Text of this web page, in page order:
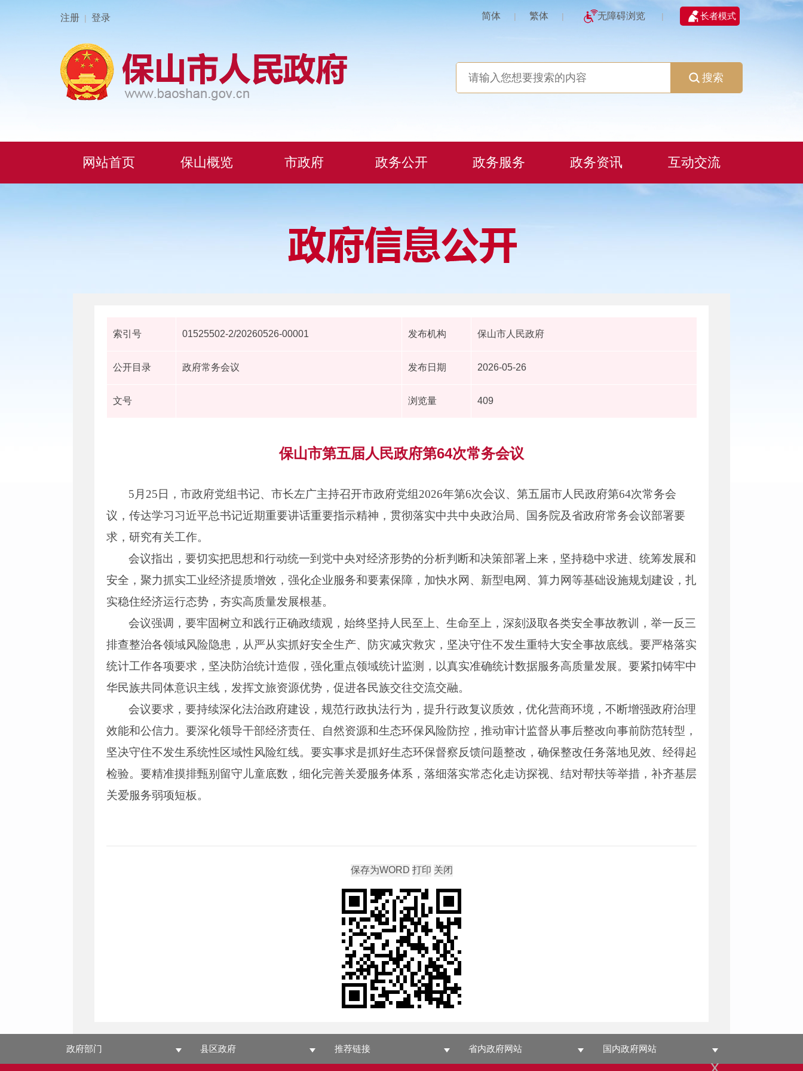
注册 | 登录 简体 | 繁体 | 无障碍浏览 | 长者模式
x
搜索
网站首页 保山概览 市政府 政务公开 政务服务 政务资讯 互动交流
索引号 01525502-2/20260526-00001 发布机构 保山市人民政府
公开目录 政府常务会议 发布日期 2026-05-26
文号 浏览量 409
保山市第五届人民政府第64次常务会议
5月25日，市政府党组书记、市长左广主持召开市政府党组2026年第6次会议、第五届市人民政府第64次常务会
议，传达学习习近平总书记近期重要讲话重要指示精神，贯彻落实中共中央政治局、国务院及省政府常务会议部署要
求，研究有关工作。
会议指出，要切实把思想和行动统一到党中央对经济形势的分析判断和决策部署上来，坚持稳中求进、统筹发展和
安全，聚力抓实工业经济提质增效，强化企业服务和要素保障，加快水网、新型电网、算力网等基础设施规划建设，扎
实稳住经济运行态势，夯实高质量发展根基。
会议强调，要牢固树立和践行正确政绩观，始终坚持人民至上、生命至上，深刻汲取各类安全事故教训，举一反三
排查整治各领域风险隐患，从严从实抓好安全生产、防灾减灾救灾，坚决守住不发生重特大安全事故底线。要严格落实
统计工作各项要求，坚决防治统计造假，强化重点领域统计监测，以真实准确统计数据服务高质量发展。要紧扣铸牢中
华民族共同体意识主线，发挥文旅资源优势，促进各民族交往交流交融。
会议要求，要持续深化法治政府建设，规范行政执法行为，提升行政复议质效，优化营商环境，不断增强政府治理
效能和公信力。要深化领导干部经济责任、自然资源和生态环保风险防控，推动审计监督从事后整改向事前防范转型，
坚决守住不发生系统性区域性风险红线。要实事求是抓好生态环保督察反馈问题整改，确保整改任务落地见效、经得起
检验。要精准摸排甄别留守儿童底数，细化完善关爱服务体系，落细落实常态化走访探视、结对帮扶等举措，补齐基层
关爱服务弱项短板。
政府部门 县区政府 推荐链接 省内政府网站 国内政府网站